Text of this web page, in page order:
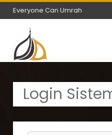
Everyone
Everyone Can Umrah
Login